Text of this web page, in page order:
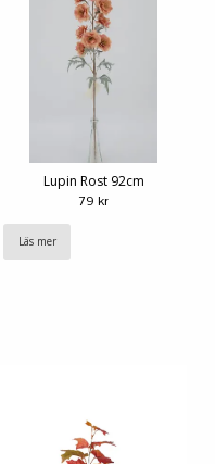
Lupin Rost 92cm
79 kr
Läs mer